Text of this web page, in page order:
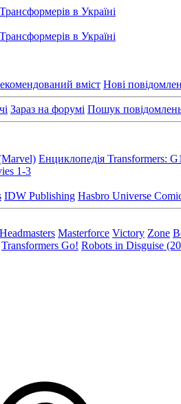
вміст Нові
Зараз на форумі Пошук
Енциклопедія Transformers: G1
1-3
IDW Publishing Hasbro Universe
Headmasters Masterforce Victory Zone
Transformers Go! Robots in Disguise